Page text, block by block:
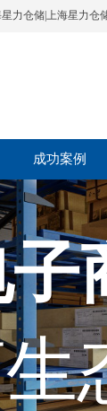
力仓储|上海星力仓
成功案例